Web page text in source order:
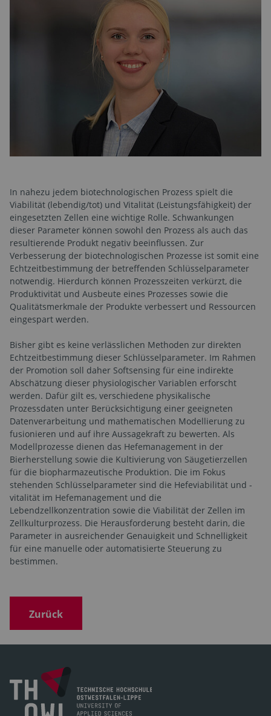
In nahezu jedem biotechnologischen Prozess spielt die
Viabilität (lebendig/tot) und Vitalität (Leistungsfähigkeit) der
eingesetzten Zellen eine wichtige Rolle. Schwankungen
dieser Parameter können sowohl den Prozess als auch das
resultierende Produkt negativ beeinflussen. Zur
Verbesserung der biotechnologischen Prozesse ist somit eine
Echtzeitbestimmung der betreffenden Schlüsselparameter
notwendig. Hierdurch können Prozesszeiten verkürzt, die
Produktivität und Ausbeute eines Prozesses sowie die
Qualitätsmerkmale der Produkte verbessert und Ressourcen
eingespart werden.
Bisher gibt es keine verlässlichen Methoden zur direkten
Echtzeitbestimmung dieser Schlüsselparameter. Im Rahmen
der Promotion soll daher Softsensing für eine indirekte
Abschätzung dieser physiologischer Variablen erforscht
werden. Dafür gilt es, verschiedene physikalische
Prozessdaten unter Berücksichtigung einer geeigneten
Datenverarbeitung und mathematischen Modellierung zu
fusionieren und auf ihre Aussagekraft zu bewerten. Als
Modellprozesse dienen das Hefemanagement in der
Bierherstellung sowie die Kultivierung von Säugetierzellen
für die biopharmazeutische Produktion. Die im Fokus
stehenden Schlüsselparameter sind die Hefeviabilität und -
vitalität im Hefemanagement und die
Lebendzellkonzentration sowie die Viabilität der Zellen im
Zellkulturprozess. Die Herausforderung besteht darin, die
Parameter in ausreichender Genauigkeit und Schnelligkeit
für eine manuelle oder automatisierte Steuerung zu
bestimmen.
Zurück